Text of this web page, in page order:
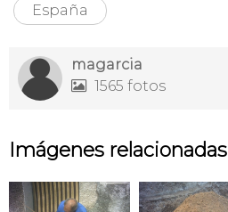
España
magarcia
 1565 fotos
Imágenes relacionadas